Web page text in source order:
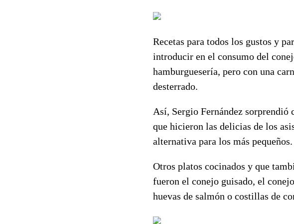
Recetas para todos los gustos y
introducir en el consumo del
hamburguesería, pero con una
desterrado.
Así, Sergio Fernández sorprendió
que hicieron las delicias de los
alternativa para los más pequeños.
Otros platos cocinados y que
fueron el conejo guisado, el
huevas de salmón o costillas de